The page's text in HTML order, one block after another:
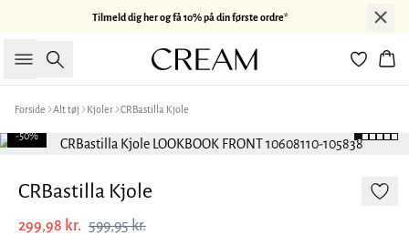
Tilmeld dig her og få 10% på din første ordre*
Søg
Forside Alt tøj Kjoler CRBastilla Kjole
-50%
CRBastilla Kjole
299,98 kr. 599,95 kr.